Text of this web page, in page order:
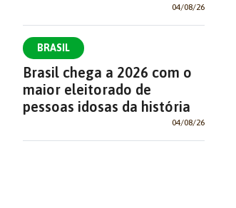
04/08/26
BRASIL
Brasil chega a 2026 com o
maior eleitorado de
pessoas idosas da história
04/08/26